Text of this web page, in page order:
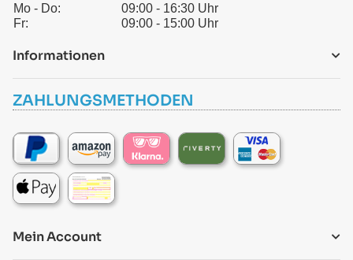
Mo - Do:
09:00 - 16:30 Uhr
Fr:
09:00 - 15:00 Uhr
Informationen
ZAHLUNGSMETHODEN
Mein Account